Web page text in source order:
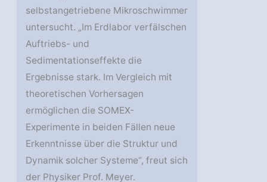
selbstangetriebene Mikroschwimmer
untersucht. „Im Erdlabor verfälschen
Auftriebs- und
Sedimentationseffekte die
Ergebnisse stark. Im Vergleich mit
theoretischen Vorhersagen
ermöglichen die SOMEX-
Experimente in beiden Fällen neue
Erkenntnisse über die Struktur und
Dynamik solcher Systeme“, freut sich
der Physiker Prof. Meyer.